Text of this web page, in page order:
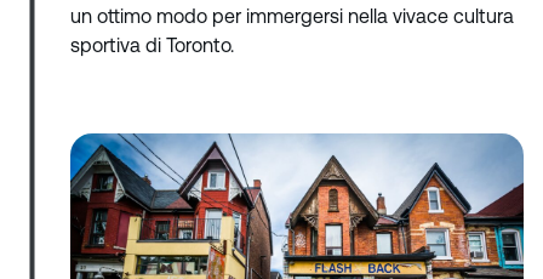
un ottimo modo per immergersi nella vivace cultura
sportiva di Toronto.